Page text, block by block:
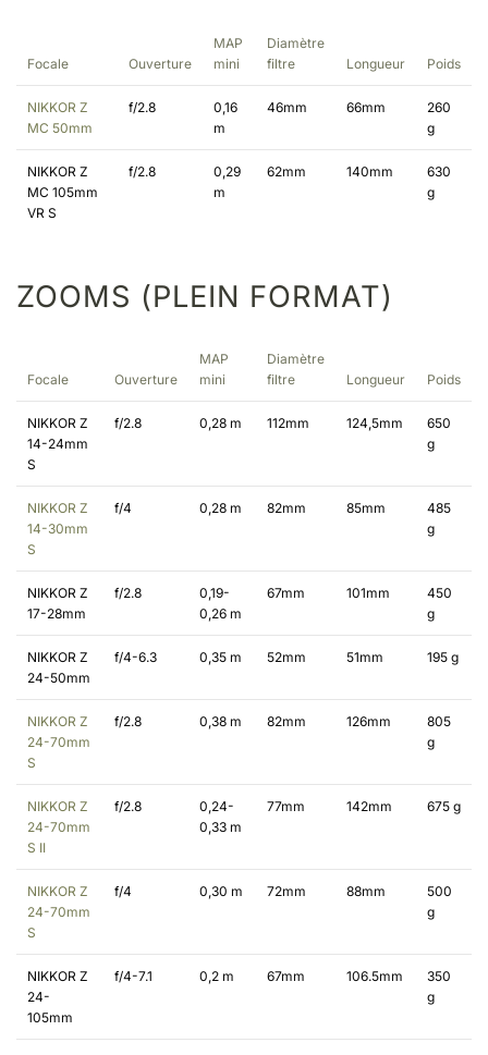
Focale Ouverture
MAP
mini
Diamètre
filtre
Longueur Poids
NIKKOR Z
MC 50mm
f/2.8
0,16
m
46mm 66mm
260
g
NIKKOR Z
MC 105mm
VR S
f/2.8
0,29
m
62mm 140mm
630
g
ZOOMS (PLEIN FORMAT)
Focale Ouverture
MAP
mini
Diamètre
filtre
Longueur Poids
NIKKOR Z
14-24mm
S
f/2.8 0,28 m 112mm 124,5mm
650
g
NIKKOR Z
14-30mm
S
f/4 0,28 m 82mm 85mm
485
g
NIKKOR Z
17-28mm
f/2.8
0,19-
0,26 m
67mm 101mm
450
g
NIKKOR Z
24-50mm
f/4-6.3 0,35 m 52mm 51mm 195 g
NIKKOR Z
24-70mm
S
f/2.8 0,38 m 82mm 126mm
805
g
NIKKOR Z
24-70mm
S II
f/2.8
0,24-
0,33 m
77mm 142mm 675 g
NIKKOR Z
24-70mm
S
f/4 0,30 m 72mm 88mm
500
g
NIKKOR Z
24-
105mm
f/4-7.1 0,2 m 67mm 106.5mm
350
g